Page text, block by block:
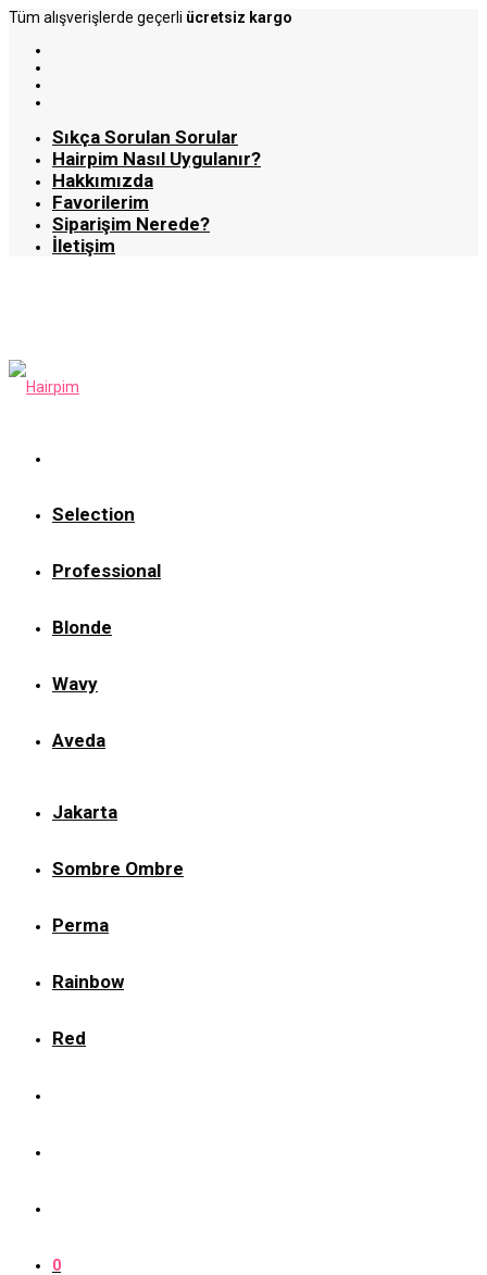
Tüm alışverişlerde geçerli ücretsiz kargo
Sıkça Sorulan Sorular
Hairpim Nasıl Uygulanır?
Hakkımızda
Favorilerim
Siparişim Nerede?
İletişim
Selection
Professional
Blonde
Wavy
Aveda
Jakarta
Sombre Ombre
Perma
Rainbow
Red
0